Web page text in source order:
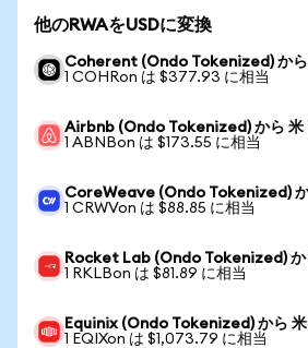
他のRWAをUSDに変換
Coherent (Ondo Tokenized) から
1 COHRon は $377.93 に相当
Airbnb (Ondo Tokenized) から 米
1 ABNBon は $173.55 に相当
CoreWeave (Ondo Tokenized)
1 CRWVon は $88.85 に相当
Rocket Lab (Ondo Tokenized) か
1 RKLBon は $81.89 に相当
Equinix (Ondo Tokenized) から
1 EQIXon は $1,073.79 に相当